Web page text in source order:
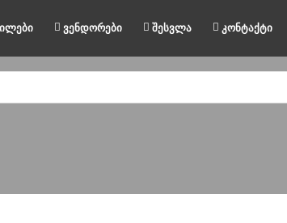
ვენდორები შესვლა კონტაქტი